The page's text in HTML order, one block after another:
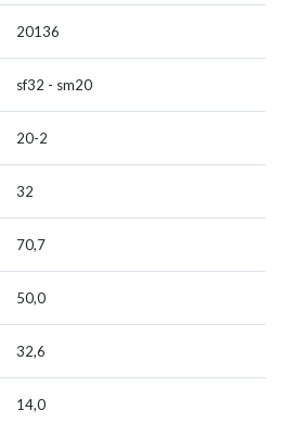
20136
sf32 - sm20
20-2
32
70,7
50,0
32,6
14,0